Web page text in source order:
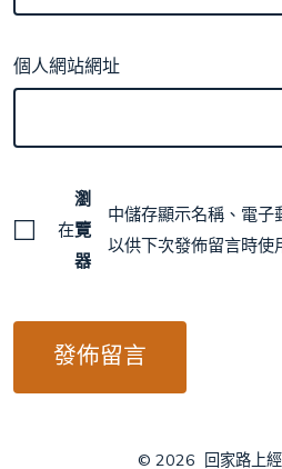
個人網站網址
在
瀏
覽
器
中儲存顯示名稱、電子
以供下次發佈留言時使
© 2026 回家路上